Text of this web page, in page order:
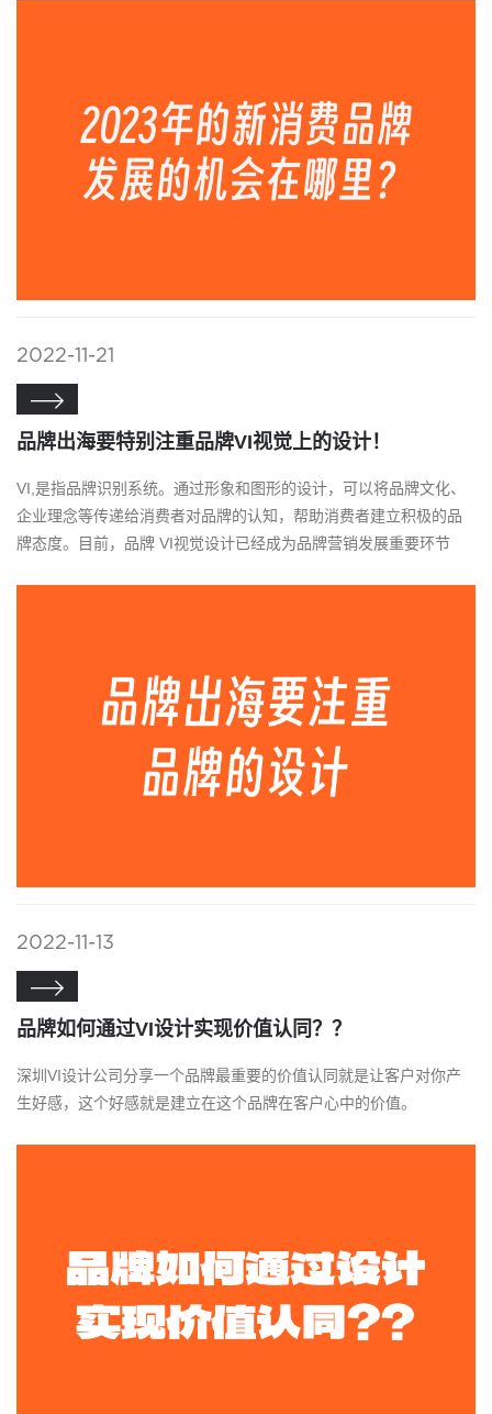
2022-11-21

品牌出海要特别注重品牌VI视觉上的设计！
VI,是指品牌识别系统。通过形象和图形的设计，可以将品牌文化、
企业理念等传递给消费者对品牌的认知，帮助消费者建立积极的品
牌态度。目前，品牌 VI视觉设计已经成为品牌营销发展重要环节
2022-11-13

品牌如何通过VI设计实现价值认同？？
深圳VI设计公司分享一个品牌最重要的价值认同就是让客户对你产
生好感，这个好感就是建立在这个品牌在客户心中的价值。